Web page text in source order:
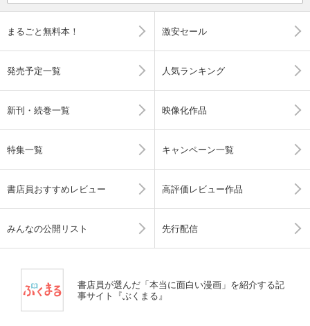
まるごと無料本！ 激安セール
発売予定一覧 人気ランキング
新刊・続巻一覧 映像化作品
特集一覧 キャンペーン一覧
書店員おすすめレビュー 高評価レビュー作品
みんなの公開リスト 先行配信
書店員が選んだ「本当に面白い漫画」を紹介する記
事サイト『ぶくまる』